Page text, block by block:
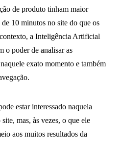
de produto tinham maior
10 minutos no site do que os
a Inteligência Artificial
o poder de analisar as
exato momento e também
estar interessado naquela
mas, às vezes, o que ele
aos muitos resultados da